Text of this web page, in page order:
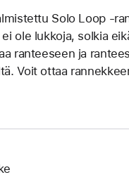
Solo Loop
ole lukkoja, solkia
ranteeseen ja
Voit ottaa